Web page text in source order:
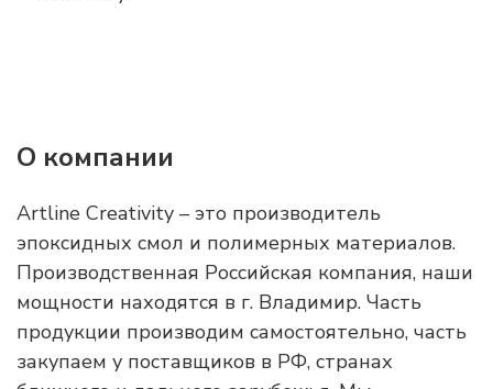
О компании
Artline Creativity – это производитель
эпоксидных смол и полимерных материалов.
Производственная Российская компания, наши
мощности находятся в г. Владимир. Часть
продукции производим самостоятельно, часть
закупаем у поставщиков в РФ, странах